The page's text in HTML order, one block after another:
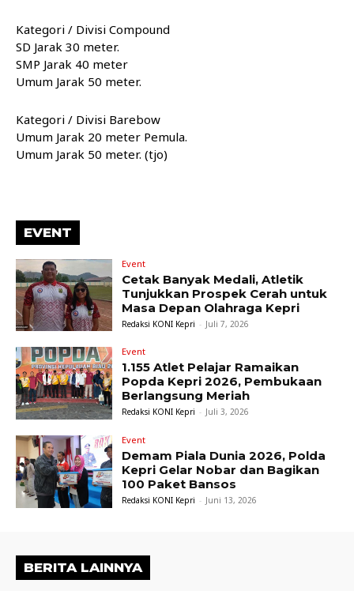
Kategori / Divisi Compound
SD Jarak 30 meter.
SMP Jarak 40 meter
Umum Jarak 50 meter.
Kategori / Divisi Barebow
Umum Jarak 20 meter Pemula.
Umum Jarak 50 meter. (tjo)
EVENT
Event
Cetak Banyak Medali, Atletik
Tunjukkan Prospek Cerah untuk
Masa Depan Olahraga Kepri
Redaksi KONI Kepri - Juli 7, 2026
Event
1.155 Atlet Pelajar Ramaikan
Popda Kepri 2026, Pembukaan
Berlangsung Meriah
Redaksi KONI Kepri - Juli 3, 2026
Event
Demam Piala Dunia 2026, Polda
Kepri Gelar Nobar dan Bagikan
100 Paket Bansos
Redaksi KONI Kepri - Juni 13, 2026
BERITA LAINNYA